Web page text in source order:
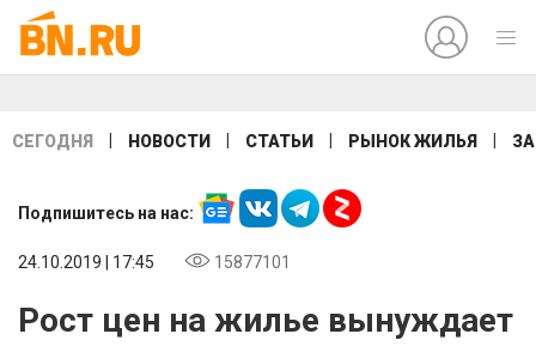
СЕГОДНЯ НОВОСТИ СТАТЬИ РЫНОК ЖИЛЬЯ
Подпишитесь на нас:
24.10.2019 | 17:45 15877101
Рост цен на жилье вынуждает